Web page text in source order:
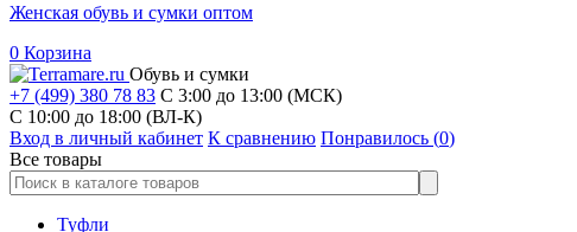
Женская обувь и сумки оптом
0 Корзина
Обувь и сумки
+7 (499) 380 78 83 С 3:00 до 13:00 (МСК)
C 10:00 до 18:00 (ВЛ-К)
Вход в личный кабинет К сравнению Понравилось (0)
Все товары
Туфли